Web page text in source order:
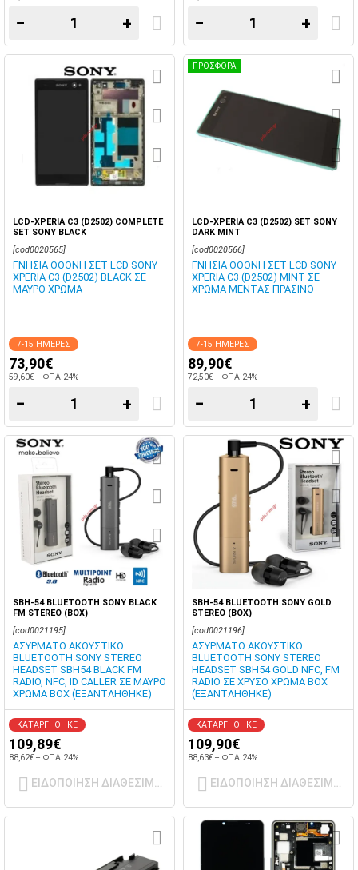
− + − +
LCD-XPERIA C3 (D2502) COMPLETE
SET SONY BLACK
[cod0020565]
ΓΝΗΣΙΑ ΟΘΟΝΗ ΣΕΤ LCD SONY
XPERIA C3 (D2502) BLACK ΣΕ
ΜΑΥΡΟ ΧΡΩΜΑ
7-15 ΗΜΕΡΕΣ
73,90€
59,60€ + ΦΠΑ 24%
− +
ΠΡΟΣΦΟΡΑ
LCD-XPERIA C3 (D2502) SET SONY
DARK MINT
[cod0020566]
ΓΝΗΣΙΑ ΟΘΟΝΗ ΣΕΤ LCD SONY
XPERIA C3 (D2502) MINT ΣΕ
ΧΡΩΜΑ ΜΕΝΤΑΣ ΠΡΑΣΙΝΟ
7-15 ΗΜΕΡΕΣ
89,90€
72,50€ + ΦΠΑ 24%
− +
SBH-54 BLUETOOTH SONY BLACK
FM STEREO (BOX)
[cod0021195]
ΑΣΥΡΜΑΤΟ ΑΚΟΥΣΤΙΚΟ
BLUETOOTH SONY STEREO
HEADSET SBH54 BLACK FM
RADIO, NFC, ID CALLER ΣΕ ΜΑΥΡΟ
ΧΡΩΜΑ BOX (ΕΞΑΝΤΛΗΘΗΚΕ)
ΚΑΤΑΡΓΗΘΗΚΕ
109,89€
88,62€ + ΦΠΑ 24%
ΕΙΔΟΠΟΙΗΣΗ ΔΙΑΘΕΣΙΜΟΤΗΤΑΣ
SBH-54 BLUETOOTH SONY GOLD
STEREO (BOX)
[cod0021196]
ΑΣΥΡΜΑΤΟ ΑΚΟΥΣΤΙΚΟ
BLUETOOTH SONY STEREO
HEADSET SBH54 GOLD NFC, FM
RADIO ΣΕ ΧΡΥΣΟ ΧΡΩΜΑ BOX
(ΕΞΑΝΤΛΗΘΗΚΕ)
ΚΑΤΑΡΓΗΘΗΚΕ
109,90€
88,63€ + ΦΠΑ 24%
ΕΙΔΟΠΟΙΗΣΗ